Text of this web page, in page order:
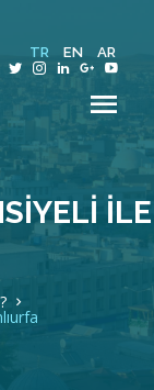
TR EN AR
ILE